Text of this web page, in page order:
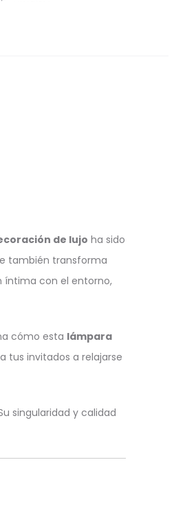
de lujo ha sido
también transforma
íntima con el entorno,
cómo esta lámpara
tus invitados a relajarse
singularidad y calidad